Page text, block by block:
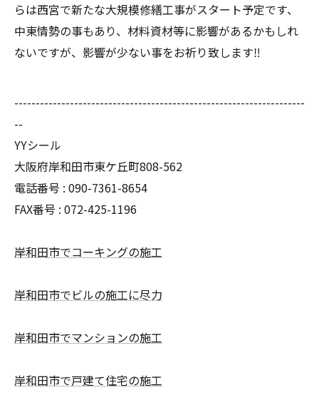
らは西宮で新たな大規模修繕工事がスタート予定です、
中東情勢の事もあり、材料資材等に影響があるかもしれ
ないですが、影響が少ない事をお祈り致します‼︎
--------------------------------------------------------------------
--
YYシール
大阪府岸和田市東ケ丘町808-562
電話番号 : 090-7361-8654
FAX番号 : 072-425-1196
岸和田市でコーキングの施工
岸和田市でビルの施工に尽力
岸和田市でマンションの施工
岸和田市で戸建て住宅の施工